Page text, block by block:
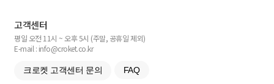
고객센터
평일 오전 11시 ~ 오후 5시 (주말, 공휴일 제외)
E-mail : info@croket.co.kr
크로켓 고객센터 문의 FAQ